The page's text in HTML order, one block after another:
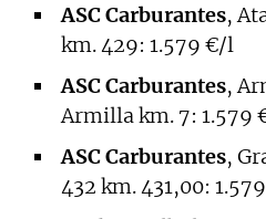
ASC Carburantes,
km. 429: 1.579 €/l
ASC Carburantes,
Armilla km. 7: 1.579
ASC Carburantes,
432 km. 431,00: